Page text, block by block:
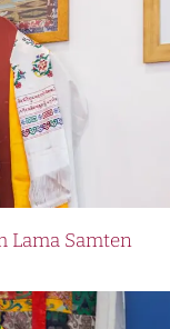
Lama Samten